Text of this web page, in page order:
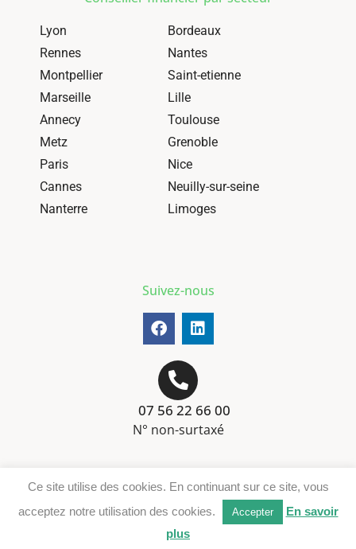
Lyon
Bordeaux
Rennes
Nantes
Montpellier
Saint-etienne
Marseille
Lille
Annecy
Toulouse
Metz
Grenoble
Paris
Nice
Cannes
Neuilly-sur-seine
Nanterre
Limoges
Suivez-nous
07 56 22 66 00
N° non-surtaxé
Téléchargement DER
Ce site utilise des cookies. En continuant sur ce site, vous
acceptez notre utilisation des cookies.
Accepter
En savoir
plus